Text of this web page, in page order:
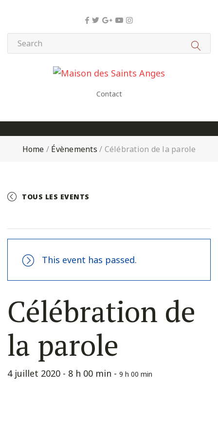
Contact
Home / Évènements / Célébration de la parole
TOUS LES EVENTS
This event has passed.
Célébration de
la parole
4 juillet 2020 - 8 h 00 min - 9 h 00 min